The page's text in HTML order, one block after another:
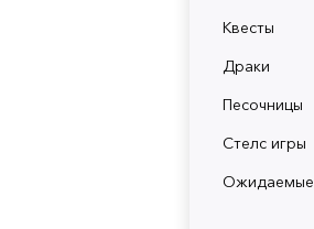
Квесты
Драки
Песочницы
Стелс игры
Ожидаемые